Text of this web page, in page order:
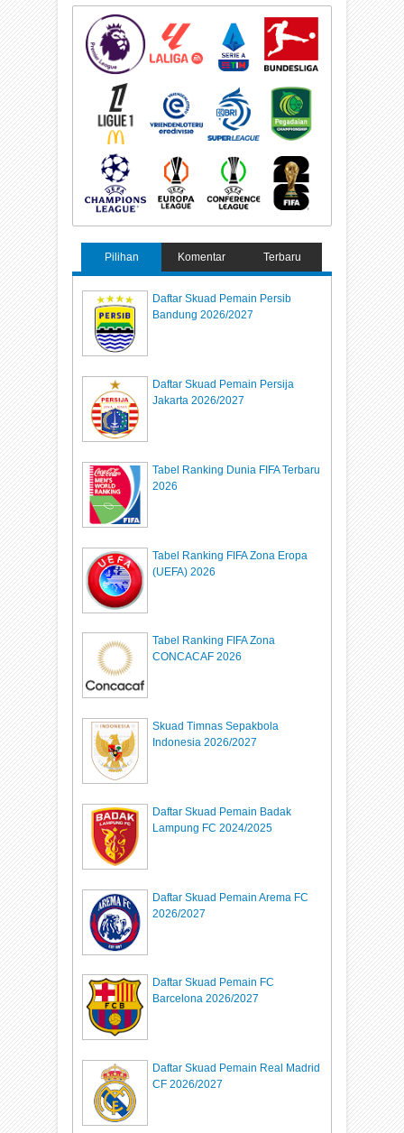
Pilihan Komentar Terbaru
Daftar Skuad Pemain Persib
Bandung 2026/2027
Daftar Skuad Pemain Persija
Jakarta 2026/2027
Tabel Ranking Dunia FIFA Terbaru
2026
Tabel Ranking FIFA Zona Eropa
(UEFA) 2026
Tabel Ranking FIFA Zona
CONCACAF 2026
Skuad Timnas Sepakbola
Indonesia 2026/2027
Daftar Skuad Pemain Badak
Lampung FC 2024/2025
Daftar Skuad Pemain Arema FC
2026/2027
Daftar Skuad Pemain FC
Barcelona 2026/2027
Daftar Skuad Pemain Real Madrid
CF 2026/2027